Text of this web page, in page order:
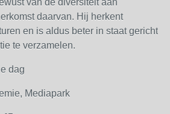
van de diversiteit aan
daarvan. Hij herkent
en is aldus beter in staat gericht
te verzamelen.
dag
Mediapark